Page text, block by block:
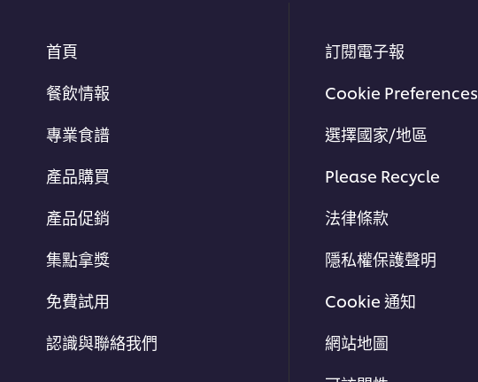
首頁
餐飲情報
專業食譜
產品購買
產品促銷
集點拿獎
免費試用
認識與聯絡我們
訂閱電子報
Cookie Preferences
選擇國家/地區
Please Recycle
法律條款
隱私權保護聲明
Cookie 通知
網站地圖